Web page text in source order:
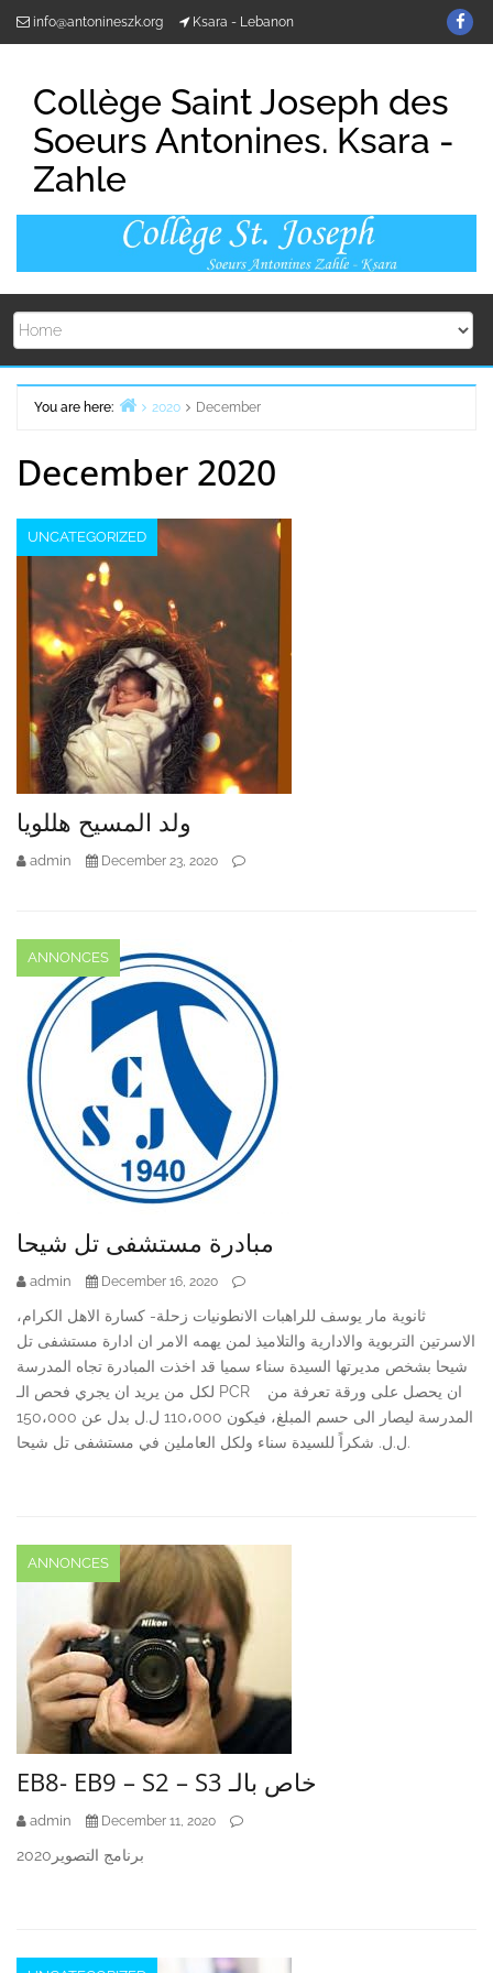
info@antonineszk.org Ksara - Lebanon
us
Collège Saint Joseph des
Soeurs Antonines. Ksara -
Zahle
You are here:
2020 December
December 2020
UNCATEGORIZED
ولد المسيح هللويا
admin December 23, 2020
ANNONCES
مبادرة مستشفى تل شيحا
admin December 16, 2020
ثانوية مار يوسف للراهبات الانطونيات زحلة- كسارة الاهل الكرام،
الاسرتين التربوية والادارية والتلاميذ لمن يهمه الامر ان ادارة مستشفى تل
شيحا بشخص مديرتها السيدة سناء سميا قد اخذت المبادرة تجاه المدرسة
لكل من يريد ان يجري فحص الـ PCR ان يحصل على ورقة تعرفة من
المدرسة ليصار الى حسم المبلغ، فيكون 110،000 ل.ل بدل عن 150،000
ل.ل. شكراً للسيدة سناء ولكل العاملين في مستشفى تل شيحا.
ANNONCES
EB8- EB9 – S2 – S3 خاص بالـ
admin December 11, 2020
برنامج التصوير2020